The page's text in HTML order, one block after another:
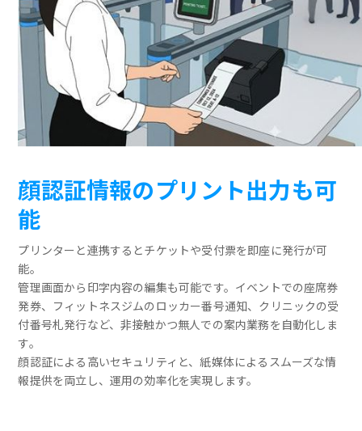
顔認証情報のプリント出力も可
能
プリンターと連携するとチケットや受付票を即座に発行が可
能。
管理画面から印字内容の編集も可能です。イベントでの座席券
発券、フィットネスジムのロッカー番号通知、クリニックの受
付番号札発行など、非接触かつ無人での案内業務を自動化しま
す。
顔認証による高いセキュリティと、紙媒体によるスムーズな情
報提供を両立し、運用の効率化を実現します。